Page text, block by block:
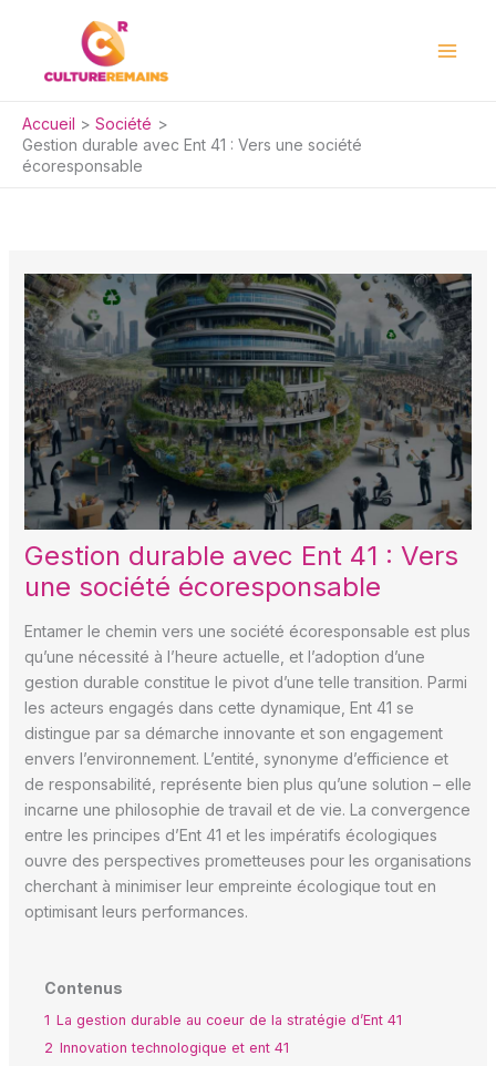
Accueil
Société
Gestion durable avec Ent 41 : Vers une société
écoresponsable
Gestion durable avec Ent 41 : Vers
une société écoresponsable
Entamer le chemin vers une société écoresponsable est plus
qu’une nécessité à l’heure actuelle, et l’adoption d’une
gestion durable constitue le pivot d’une telle transition. Parmi
les acteurs engagés dans cette dynamique, Ent 41 se
distingue par sa démarche innovante et son engagement
envers l’environnement. L’entité, synonyme d’efficience et
de responsabilité, représente bien plus qu’une solution – elle
incarne une philosophie de travail et de vie. La convergence
entre les principes d’Ent 41 et les impératifs écologiques
ouvre des perspectives prometteuses pour les organisations
cherchant à minimiser leur empreinte écologique tout en
optimisant leurs performances.
Contenus
1 La gestion durable au coeur de la stratégie d’Ent 41
2 Innovation technologique et ent 41